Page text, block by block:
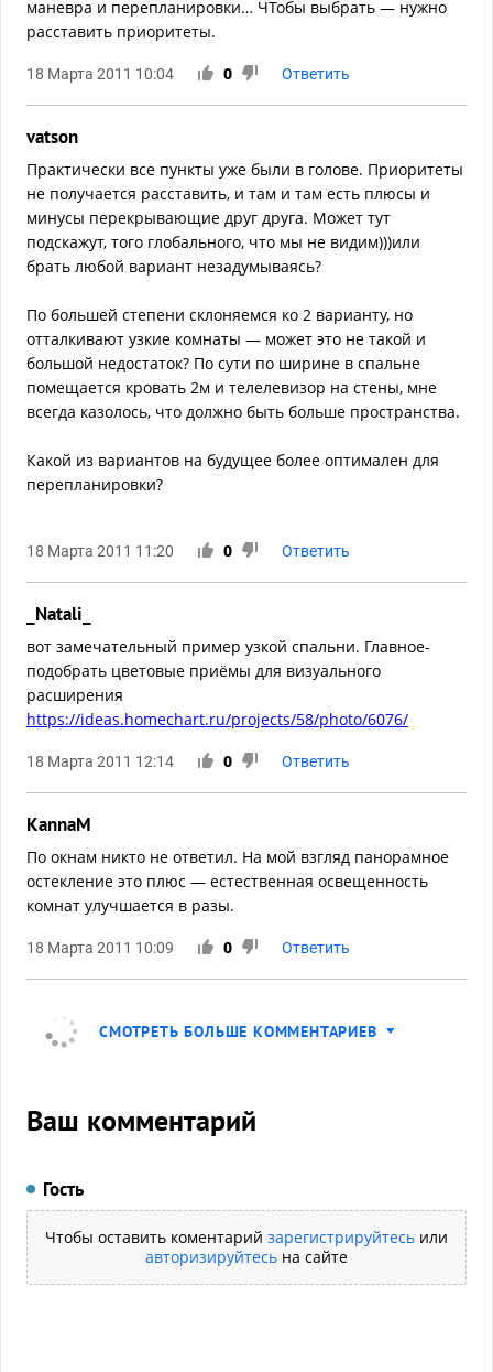
маневра и перепланировки… ЧТобы выбрать — нужно
расставить приоритеты.
18 Марта 2011 10:04 0 Ответить
vatson
Практически все пункты уже были в голове. Приоритеты
не получается расставить, и там и там есть плюсы и
минусы перекрывающие друг друга. Может тут
подскажут, того глобального, что мы не видим)))или
брать любой вариант незадумываясь?
По большей степени склоняемся ко 2 варианту, но
отталкивают узкие комнаты — может это не такой и
большой недостаток? По сути по ширине в спальне
помещается кровать 2м и телелевизор на стены, мне
всегда казолось, что должно быть больше пространства.
Какой из вариантов на будущее более оптимален для
перепланировки?
18 Марта 2011 11:20 0 Ответить
_Natali_
вот замечательный пример узкой спальни. Главное-
подобрать цветовые приёмы для визуального
расширения
https://ideas.homechart.ru/projects/58/photo/6076/
18 Марта 2011 12:14 0 Ответить
KannaM
По окнам никто не ответил. На мой взгляд панорамное
остекление это плюс — естественная освещенность
комнат улучшается в разы.
18 Марта 2011 10:09 0 Ответить
СМОТРЕТЬ БОЛЬШЕ КОММЕНТАРИЕВ
Ваш комментарий
Гость
Чтобы оставить коментарий зарегистрируйтесь или
авторизируйтесь на сайте